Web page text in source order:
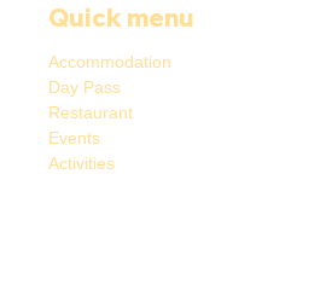
Quick menu
Accommodation
Day Pass
Restaurant
Events
Activities